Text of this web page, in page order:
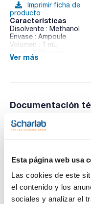
Esta página web usa
Las cookies de este
el contenido y los
sociales y analizar el
Imprimir ficha de
producto
Características
Disolvente : Methanol
Envase : Ampoule
Volumen : 1 mL
CAS : [79-06-1]
Ver más
Documentación
TDS / Ficha técnica
Regístrate para
SDS/ Hoja de
Regístrate para
descargas